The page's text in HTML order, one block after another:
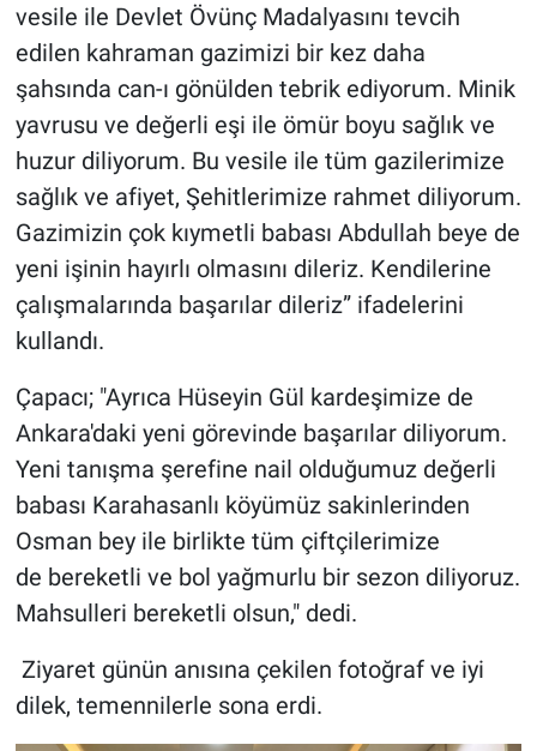
vesile ile Devlet Övünç Madalyasını tevcih
edilen kahraman gazimizi bir kez daha
şahsında can-ı gönülden tebrik ediyorum. Minik
yavrusu ve değerli eşi ile ömür boyu sağlık ve
huzur diliyorum. Bu vesile ile tüm gazilerimize
sağlık ve afiyet, Şehitlerimize rahmet diliyorum.
Gazimizin çok kıymetli babası Abdullah beye de
yeni işinin hayırlı olmasını dileriz. Kendilerine
çalışmalarında başarılar dileriz” ifadelerini
kullandı.
Çapacı; "Ayrıca Hüseyin Gül kardeşimize de
Ankara'daki yeni görevinde başarılar diliyorum.
Yeni tanışma şerefine nail olduğumuz değerli
babası Karahasanlı köyümüz sakinlerinden
Osman bey ile birlikte tüm çiftçilerimize
de bereketli ve bol yağmurlu bir sezon diliyoruz.
Mahsulleri bereketli olsun," dedi.
Ziyaret günün anısına çekilen fotoğraf ve iyi
dilek, temennilerle sona erdi.